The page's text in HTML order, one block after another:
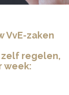
VvE-zaken
zelf regelen,
week: